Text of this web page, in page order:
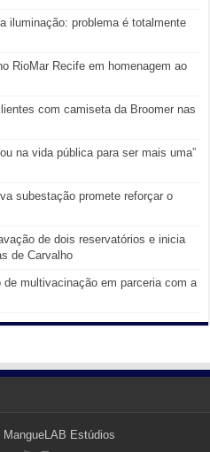
iluminação: problema é totalmente
RioMar Recife em homenagem ao
com camiseta da Broomer nas
na vida pública para ser mais uma”
subestação promete reforçar o
de dois reservatórios e inicia
de Carvalho
multivacinação em parceria com a
MangueLAB Estúdios